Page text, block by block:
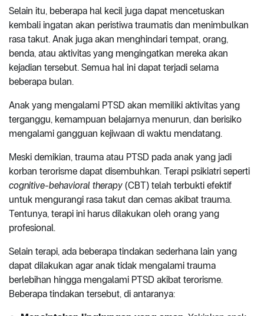
Selain itu, beberapa hal kecil juga dapat mencetuskan
kembali ingatan akan peristiwa traumatis dan menimbulkan
rasa takut. Anak juga akan menghindari tempat, orang,
benda, atau aktivitas yang mengingatkan mereka akan
kejadian tersebut. Semua hal ini dapat terjadi selama
beberapa bulan.
Anak yang mengalami PTSD akan memiliki aktivitas yang
terganggu, kemampuan belajarnya menurun, dan berisiko
mengalami gangguan kejiwaan di waktu mendatang.
Meski demikian, trauma atau PTSD pada anak yang jadi
korban terorisme dapat disembuhkan. Terapi psikiatri seperti
cognitive-behavioral therapy (CBT) telah terbukti efektif
untuk mengurangi rasa takut dan cemas akibat trauma.
Tentunya, terapi ini harus dilakukan oleh orang yang
profesional.
Selain terapi, ada beberapa tindakan sederhana lain yang
dapat dilakukan agar anak tidak mengalami trauma
berlebihan hingga mengalami PTSD akibat terorisme.
Beberapa tindakan tersebut, di antaranya: